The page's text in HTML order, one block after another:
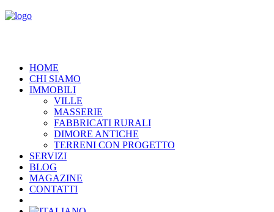
HOME
CHI SIAMO
IMMOBILI
VILLE
MASSERIE
FABBRICATI RURALI
DIMORE ANTICHE
TERRENI CON PROGETTO
SERVIZI
BLOG
MAGAZINE
CONTATTI